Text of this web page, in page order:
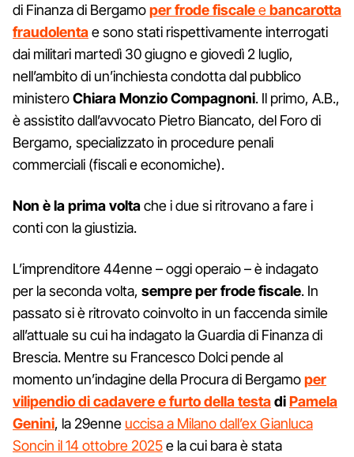
di Finanza di Bergamoper frode fiscaleebancarotta
fraudolentae sono stati rispettivamente interrogati
dai militari martedì 30 giugno e giovedì 2 luglio,
nell’ambito di un’inchiesta condotta dal pubblico
ministeroChiara Monzio Compagnoni. Il primo, A.B.,
è assistito dall’avvocato Pietro Biancato, del Foro di
Bergamo, specializzato in procedure penali
commerciali (fiscali e economiche).
Non è la prima voltache i due si ritrovano a fare i
conti con la giustizia.
L’imprenditore 44enne – oggi operaio – è indagato
per la seconda volta, sempre per frode fiscale. In
passato si è ritrovato coinvolto in un faccenda simile
all’attuale su cui ha indagato la Guardia di Finanza di
Brescia. Mentre su Francesco Dolci pende al
momento un’indagine della Procura di Bergamoper
vilipendio di cadavere e furto della testadiPamela
Genini, la 29enne uccisa a Milano dall’ex Gianluca
Soncin il 14 ottobre 2025e la cui bara è stata